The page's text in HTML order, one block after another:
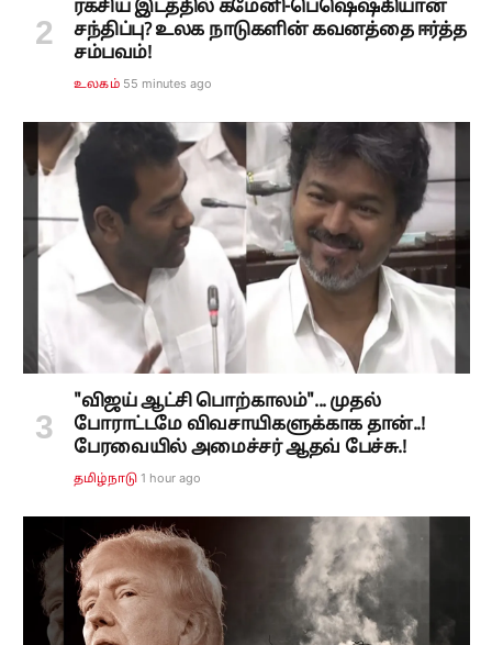
ரகசிய இடத்தில் கமேனி-பெஷெஷ்கியான்
சந்திப்பு? உலக நாடுகளின் கவனத்தை ஈர்த்த
சம்பவம்!
உலகம் 55 minutes ago
"விஜய் ஆட்சி பொற்காலம்"... முதல்
போராட்டமே விவசாயிகளுக்காக தான்..!
பேரவையில் அமைச்சர் ஆதவ் பேச்சு.!
தமிழ்நாடு 1 hour ago